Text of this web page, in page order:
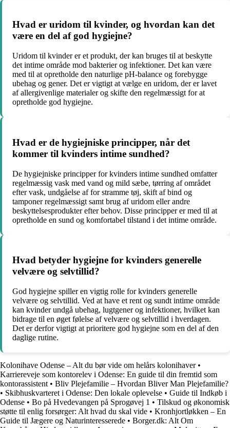
Hvad er uridom til kvinder, og hvordan kan det
være en del af god hygiejne?
Uridom til kvinder er et produkt, der kan bruges til at beskytte
det intime område mod bakterier og infektioner. Det kan være
med til at opretholde den naturlige pH-balance og forebygge
ubehag og gener. Det er vigtigt at vælge en uridom, der er lavet
af allergivenlige materialer og skifte den regelmæssigt for at
opretholde god hygiejne.
Hvad er de hygiejniske principper, når det
kommer til kvinders intime sundhed?
De hygiejniske principper for kvinders intime sundhed omfatter
regelmæssig vask med vand og mild sæbe, tørring af området
efter vask, undgåelse af for stramme tøj, skift af bind og
tamponer regelmæssigt samt brug af uridom eller andre
beskyttelsesprodukter efter behov. Disse principper er med til at
opretholde en sund og komfortabel tilstand i det intime område.
Hvad betyder hygiejne for kvinders generelle
velvære og selvtillid?
God hygiejne spiller en vigtig rolle for kvinders generelle
velvære og selvtillid. Ved at have et rent og sundt intime område
kan kvinder undgå ubehag, lugtgener og infektioner, hvilket kan
bidrage til en øget følelse af velvære og selvtillid i hverdagen.
Det er derfor vigtigt at prioritere god hygiejne som en del af den
daglige rutine.
Kolonihave Odense – Alt du bør vide om helårs kolonihaver•
Karriereveje som kontorelev i Odense: En guide til din fremtid som
kontorassistent • Bliv Plejefamilie – Hvordan Bliver Man Plejefamilie?
• Skibhuskvarteret i Odense: Den lokale oplevelse • Guide til Indkøb i
Odense • Bo på Hvedevangen på Sprogøvej 1 • Tilskud og økonomisk
støtte til enlig forsørger: Alt hvad du skal vide • Kronhjortløkken – En
Guide til Jægere og Naturinteresserede • Borger.dk: Alt Om